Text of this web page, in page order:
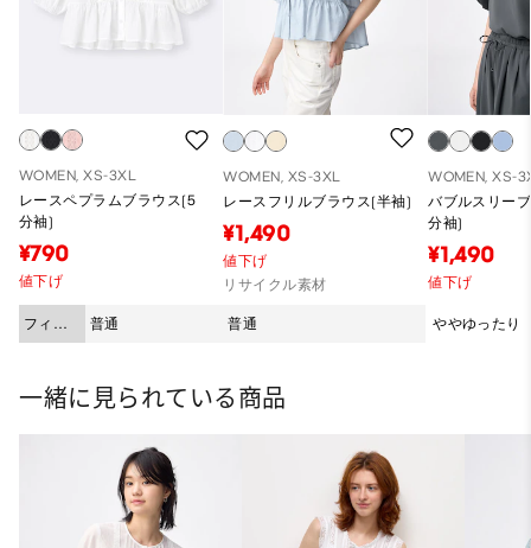
WOMEN, XS-3XL
レースペプラムブラウス(5
分袖)
¥790
値下げ
フィッ
ト
普通
WOMEN, XS-3XL
レースフリルブラウス(半袖)
¥1,490
値下げ
リサイクル素材
普通
WOMEN, XS-
バブルスリー
分袖)
¥1,490
値下げ
ややゆったり
一緒に見られている商品